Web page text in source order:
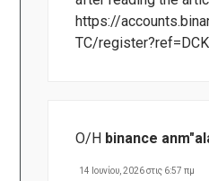
https://
TC/
Ο/Η binance
14 Ιουνίου, 2026 στις 6:57 πμ